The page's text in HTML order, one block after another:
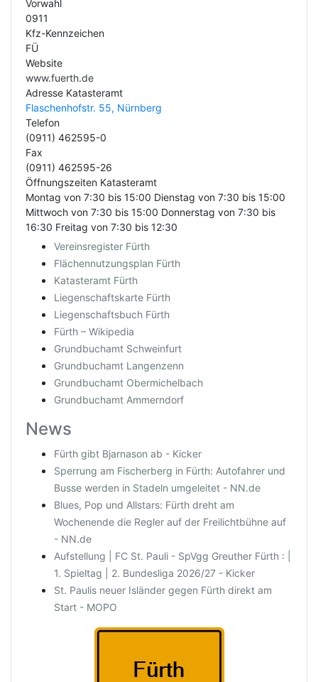
Vorwahl
0911
Kfz-Kennzeichen
FÜ
Website
www.fuerth.de
Adresse Katasteramt
Flaschenhofstr. 55, Nürnberg
Telefon
(0911) 462595-0
Fax
(0911) 462595-26
Öffnungszeiten Katasteramt
Montag von 7:30 bis 15:00 Dienstag von 7:30 bis 15:00
Mittwoch von 7:30 bis 15:00 Donnerstag von 7:30 bis
16:30 Freitag von 7:30 bis 12:30
Vereinsregister Fürth
Flächennutzungsplan Fürth
Katasteramt Fürth
Liegenschaftskarte Fürth
Liegenschaftsbuch Fürth
Fürth – Wikipedia
Grundbuchamt Schweinfurt
Grundbuchamt Langenzenn
Grundbuchamt Obermichelbach
Grundbuchamt Ammerndorf
News
Fürth gibt Bjarnason ab - Kicker
Sperrung am Fischerberg in Fürth: Autofahrer und
Busse werden in Stadeln umgeleitet - NN.de
Blues, Pop und Allstars: Fürth dreht am
Wochenende die Regler auf der Freilichtbühne auf
- NN.de
Aufstellung | FC St. Pauli - SpVgg Greuther Fürth : |
1. Spieltag | 2. Bundesliga 2026/27 - Kicker
St. Paulis neuer Isländer gegen Fürth direkt am
Start - MOPO